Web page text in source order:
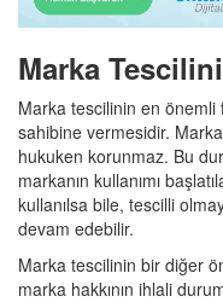
Marka
Marka tescilinin en önemli
sahibine vermesidir.
hukuken korunmaz. Bu
markanın kullanımı
kullanılsa bile, tescilli
devam edebilir.
Marka tescilinin bir diğer
marka hakkının ihlali